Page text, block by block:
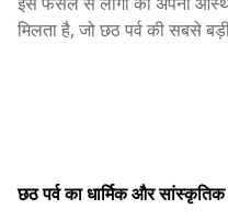
मिलता है, जो छठ पर्व की सबसे
छठ पर्व का धार्मिक और सांस्कृतिक